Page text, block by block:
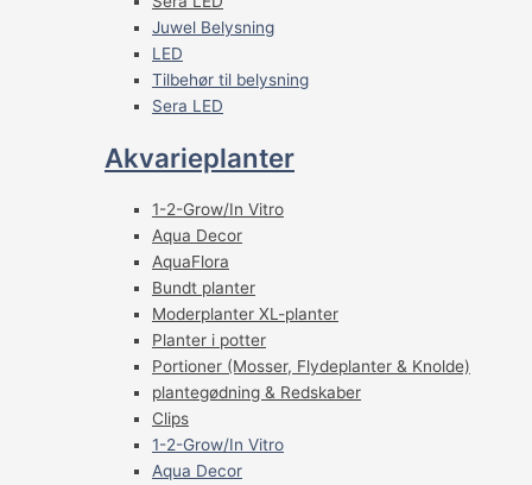
Juwel Belysning
LED
Tilbehør til belysning
Sera LED
Akvarieplanter
1-2-Grow/In Vitro
Aqua Decor
AquaFlora
Bundt planter
Moderplanter XL-planter
Planter i potter
Portioner (Mosser, Flydeplanter & Knolde)
plantegødning & Redskaber
Clips
1-2-Grow/In Vitro
Aqua Decor